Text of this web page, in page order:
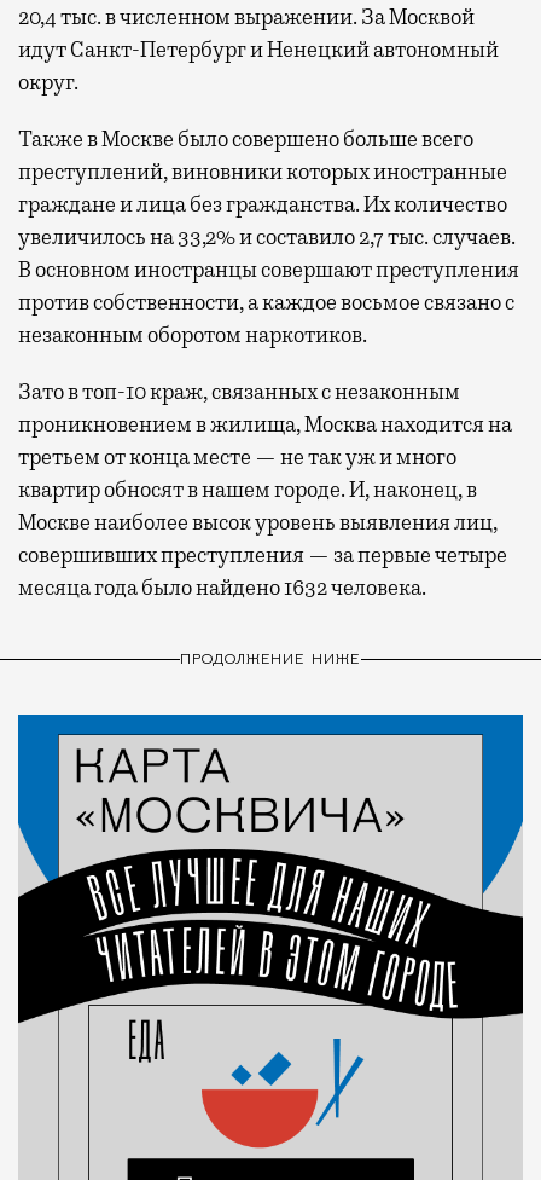
20,4 тыс. в численном выражении. За Москвой
идут Санкт-Петербург и Ненецкий автономный
округ.
Также в Москве было совершено больше всего
преступлений, виновники которых иностранные
граждане и лица без гражданства. Их количество
увеличилось на 33,2% и составило 2,7 тыс. случаев.
В основном иностранцы совершают преступления
против собственности, а каждое восьмое связано с
незаконным оборотом наркотиков.
Зато в топ-10 краж, связанных с незаконным
проникновением в жилища, Москва находится на
третьем от конца месте — не так уж и много
квартир обносят в нашем городе. И, наконец, в
Москве наиболее высок уровень выявления лиц,
совершивших преступления — за первые четыре
месяца года было найдено 1632 человека.
ПРОДОЛЖЕНИЕ НИЖЕ